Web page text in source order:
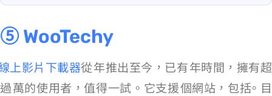
⑤ WooTechy
WooTechy 線上影片下載器從 2020 年推出至今，已有 6 年時間，擁有超
過 130 萬的使用者，值得一試。它支援 1000+ 個網站，包括 YouTue/IG/FB。目